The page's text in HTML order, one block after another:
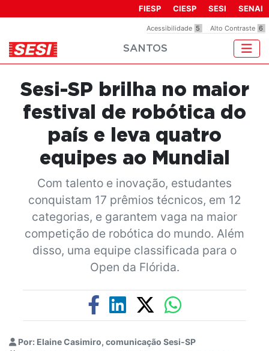
inclui
um
sistema
acessibilidade.
Acessibilidade 5 Alto Contraste 6
FIESP CIESP SESI SENAI
SANTOS
Sesi-SP brilha no maior
festival de robótica do
país e leva quatro
equipes ao Mundial
Com talento e inovação, estudantes
conquistam 17 prêmios técnicos, em 12
categorias, e garantem vaga na maior
competição de robótica do mundo. Além
disso, uma equipe classificada para o
Open da Flórida.
Por: Elaine Casimiro, comunicação Sesi-SP